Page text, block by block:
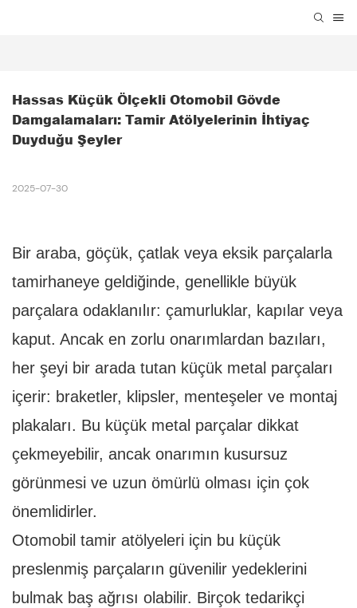
Hassas Küçük Ölçekli Otomobil Gövde
Damgalamaları: Tamir Atölyelerinin İhtiyaç
Duyduğu Şeyler
2025-07-30
Bir araba, göçük, çatlak veya eksik parçalarla
tamirhaneye geldiğinde, genellikle büyük
parçalara odaklanılır: çamurluklar, kapılar veya
kaput. Ancak en zorlu onarımlardan bazıları,
her şeyi bir arada tutan küçük metal parçaları
içerir: braketler, klipsler, menteşeler ve montaj
plakaları. Bu küçük metal parçalar dikkat
çekmeyebilir, ancak onarımın kusursuz
görünmesi ve uzun ömürlü olması için çok
önemlidirler.
Otomobil tamir atölyeleri için bu küçük
preslenmiş parçaların güvenilir yedeklerini
bulmak baş ağrısı olabilir. Birçok tedarikçi